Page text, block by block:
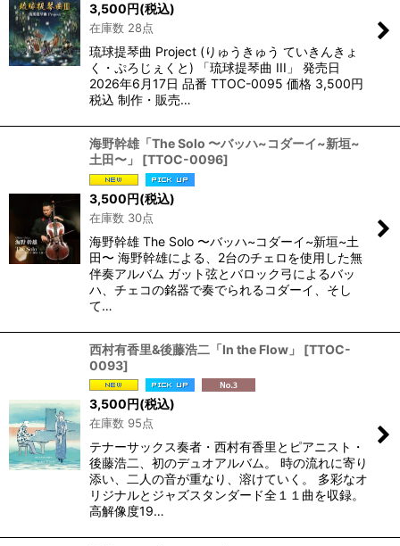
3,500円(税込)
在庫数 28点
琉球提琴曲 Project (りゅうきゅう ていきんきょ
く・ぷろじぇくと) 「琉球提琴曲 III」 発売日
2026年6月17日 品番 TTOC-0095 価格 3,500円
税込 制作・販売…
海野幹雄「The Solo 〜バッハ~コダーイ~新垣~
土田〜」
[TTOC-0096]
3,500円(税込)
在庫数 30点
海野幹雄 The Solo 〜バッハ~コダーイ~新垣~土
田〜 海野幹雄による、2台のチェロを使用した無
伴奏アルバム ガット弦とバロック弓によるバッ
ハ、チェコの銘器で奏でられるコダーイ、そし
て…
西村有香里&後藤浩二「In the Flow」 [TTOC-
0093]
3,500円(税込)
在庫数 95点
テナーサックス奏者・西村有香里とピアニスト・
後藤浩二、初のデュオアルバム。 時の流れに寄り
添い、二人の音が重なり、溶けていく。 多彩なオ
リジナルとジャズスタンダード全１１曲を収録。
高解像度19…